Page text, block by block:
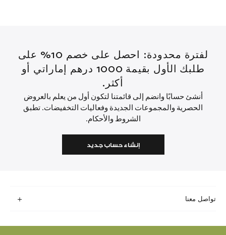
لفترة محدودة: احصل على خصم 10% على
طلبك الأول بقيمة 1000 درهم إماراتي أو
أكثر.
أنشئ حسابًا وانضم إلى قائمتنا لتكون أول من يعلم بالعروض
الحصرية والمجموعات الجديدة وفعاليات التخفيضات. تطبق
الشروط والأحكام.
إنشاء حساب جديد
تواصل معنا